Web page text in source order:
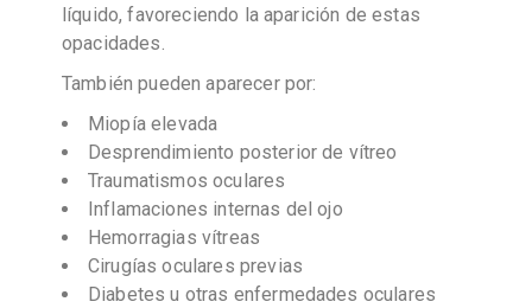
líquido, favoreciendo la aparición de estas
opacidades.
También pueden aparecer por:
Miopía elevada
Desprendimiento posterior de vítreo
Traumatismos oculares
Inflamaciones internas del ojo
Hemorragias vítreas
Cirugías oculares previas
Diabetes u otras enfermedades oculares